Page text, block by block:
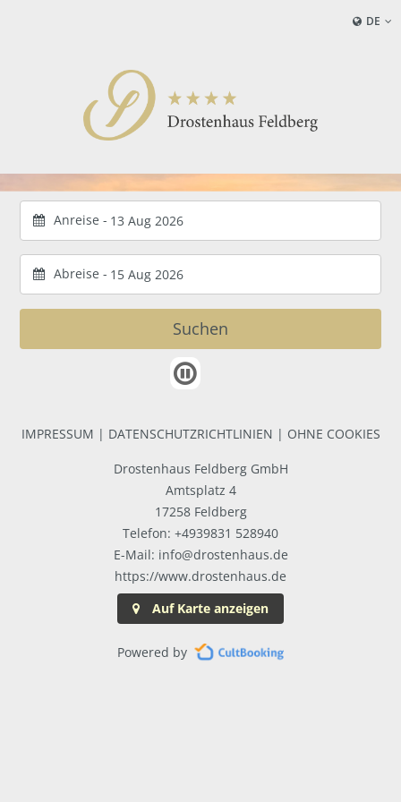
DE
Anreise -
Abreise -
IMPRESSUM | DATENSCHUTZRICHTLINIEN | OHNE COOKIES
Drostenhaus Feldberg GmbH
Amtsplatz 4
17258 Feldberg
Telefon: +4939831 528940
E-Mail: info@drostenhaus.de
https://www.drostenhaus.de
Auf Karte anzeigen
Powered by